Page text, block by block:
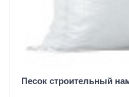
Песок строительный